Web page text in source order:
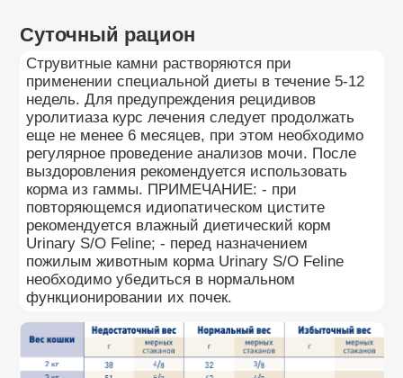
Суточный рацион
Струвитные камни растворяются при
применении специальной диеты в течение 5-12
недель. Для предупреждения рецидивов
уролитиаза курс лечения следует продолжать
еще не менее 6 месяцев, при этом необходимо
регулярное проведение анализов мочи. После
выздоровления рекомендуется использовать
корма из гаммы. ПРИМЕЧАНИЕ: - при
повторяющемся идиопатическом цистите
рекомендуется влажный диетический корм
Urinary S/O Feline; - перед назначением
пожилым животным корма Urinary S/O Feline
необходимо убедиться в нормальном
функционировании их почек.